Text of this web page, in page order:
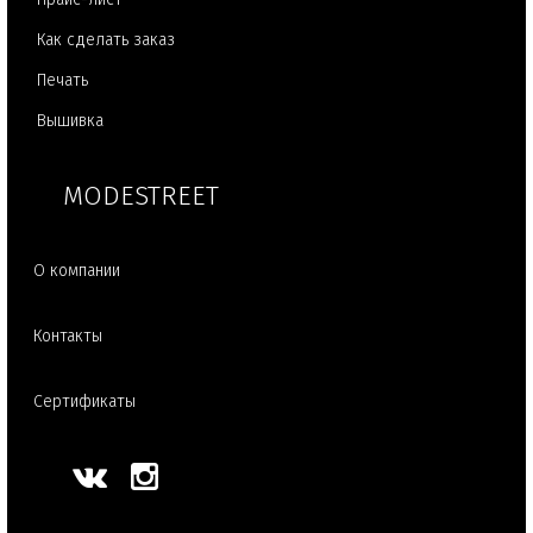
Как сделать заказ
Печать
Вышивка
MODESTREET
О компании
Контакты
Сертификаты